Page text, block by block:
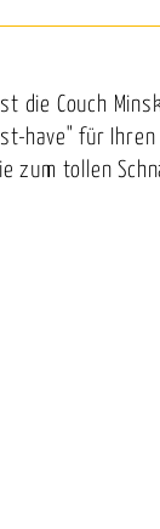
die Couch
have" für Ihren
zum tollen